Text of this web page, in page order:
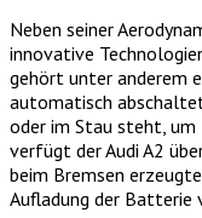
Neben seiner
innovative
gehört unter anderem
automatisch
oder im Stau steht,
verfügt der Audi A2
beim Bremsen
Aufladung der Batterie